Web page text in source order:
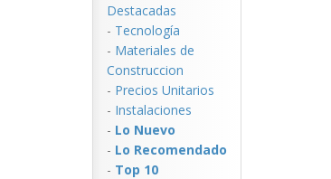
Destacadas
- Tecnología
- Materiales de
Construccion
- Precios Unitarios
- Instalaciones
- Lo Nuevo
- Lo Recomendado
- Top 10